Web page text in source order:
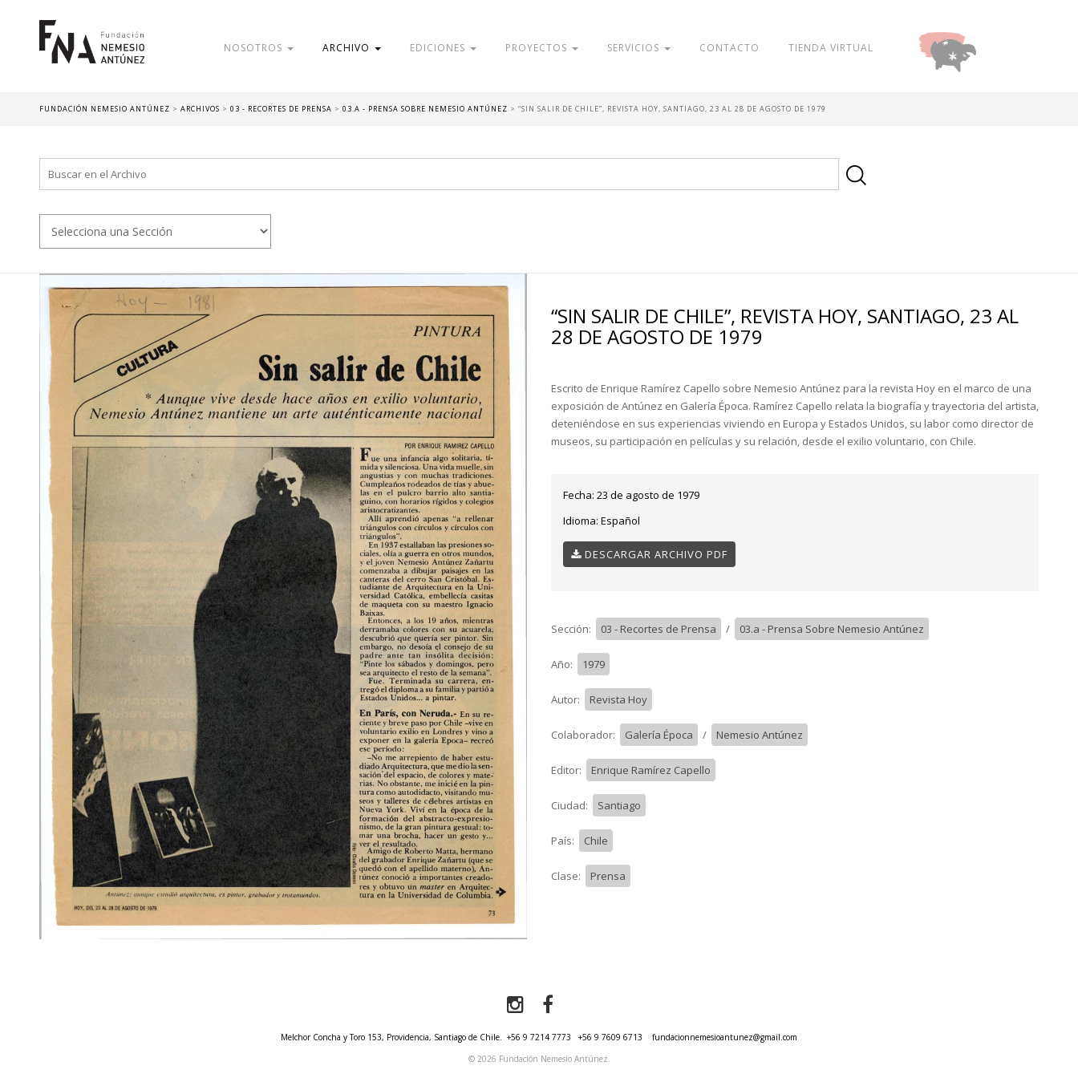
NOSOTROS ARCHIVO EDICIONES PROYECTOS SERVICIOS CONTACTO TIENDA VIRTUAL
FUNDACIÓN NEMESIO ANTÚNEZ > ARCHIVOS > 03 - RECORTES DE PRENSA > 03.A - PRENSA SOBRE NEMESIO ANTÚNEZ > “SIN SALIR DE CHILE”, REVISTA HOY, SANTIAGO, 23 AL 28 DE AGOSTO DE 1979
“SIN SALIR DE CHILE”, REVISTA HOY, SANTIAGO, 23 AL
28 DE AGOSTO DE 1979
Escrito de Enrique Ramírez Capello sobre Nemesio Antúnez para la revista Hoy en el marco de una
exposición de Antúnez en Galería Época. Ramírez Capello relata la biografía y trayectoria del artista,
deteniéndose en sus experiencias viviendo en Europa y Estados Unidos, su labor como director de
museos, su participación en películas y su relación, desde el exilio voluntario, con Chile.
Fecha: 23 de agosto de 1979
Idioma: Español
DESCARGAR ARCHIVO PDF
Sección: 03 - Recortes de Prensa / 03.a - Prensa Sobre Nemesio Antúnez
Año: 1979
Autor: Revista Hoy
Colaborador: Galería Época / Nemesio Antúnez
Editor: Enrique Ramírez Capello
Ciudad: Santiago
País: Chile
Clase: Prensa
Melchor Concha y Toro 153, Providencia, Santiago de Chile. +56 9 7214 7773 +56 9 7609 6713
fundacionnemesioantunez@gmail.com
© 2026 Fundación Nemesio Antúnez.